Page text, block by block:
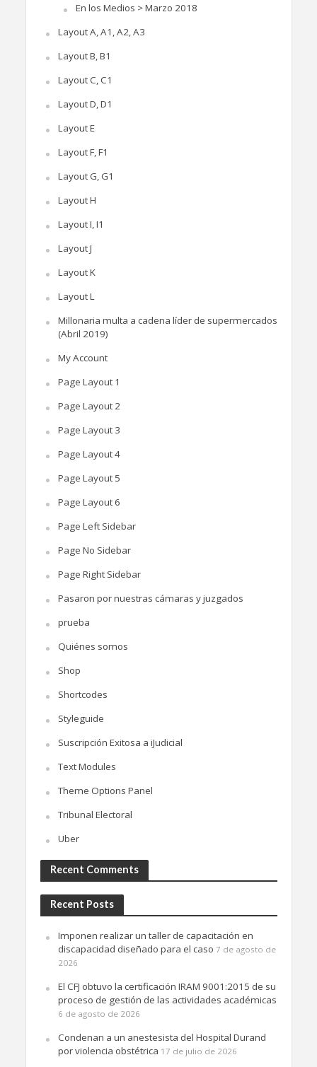
En los Medios > Marzo 2018
Layout A, A1, A2, A3
Layout B, B1
Layout C, C1
Layout D, D1
Layout E
Layout F, F1
Layout G, G1
Layout H
Layout I, I1
Layout J
Layout K
Layout L
Millonaria multa a cadena líder de supermercados
(Abril 2019)
My Account
Page Layout 1
Page Layout 2
Page Layout 3
Page Layout 4
Page Layout 5
Page Layout 6
Page Left Sidebar
Page No Sidebar
Page Right Sidebar
Pasaron por nuestras cámaras y juzgados
prueba
Quiénes somos
Shop
Shortcodes
Styleguide
Suscripción Exitosa a iJudicial
Text Modules
Theme Options Panel
Tribunal Electoral
Uber
Recent Comments
Recent Posts
Imponen realizar un taller de capacitación en
discapacidad diseñado para el caso 7 de agosto de
2026
El CFJ obtuvo la certificación IRAM 9001:2015 de su
proceso de gestión de las actividades académicas
6 de agosto de 2026
Condenan a un anestesista del Hospital Durand
por violencia obstétrica 17 de julio de 2026